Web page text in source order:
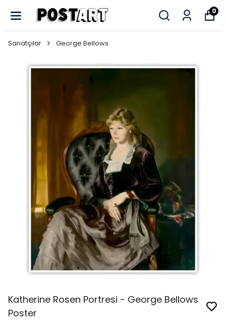
0
Sanatçılar George Bellows
Katherine Rosen Portresi - George Bellows
Poster